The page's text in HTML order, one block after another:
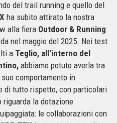
del trail running e quello del
ha subito attirato la nostra
alla fiera Outdoor & Running
nel maggio del 2025. Nei test
a Teglio, all'interno del
abbiamo potuto averla tra
comportamento in
di tutto rispetto, con particolari
riguarda la dotazione
le collaborazioni con